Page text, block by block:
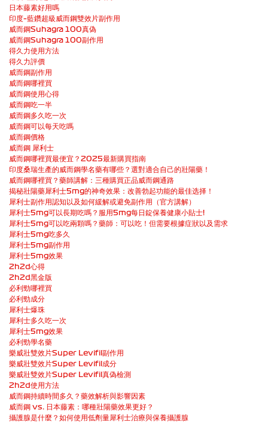
日本藤素好用嗎
印度–藍鑽超級威而鋼雙效片副作用
威而鋼Suhagra 100真偽
威而鋼Suhagra 100副作用
得久力使用方法
得久力評價
威而鋼副作用
威而鋼哪裡買
威而鋼使用心得
威而鋼吃一半
威而鋼多久吃一次
威而鋼可以每天吃嗎
威而鋼價格
威而鋼 犀利士
威而鋼哪裡買最便宜？2025最新購買指南
印度桑瑞生產的威而鋼學名藥有哪些？選對適合自己的壯陽藥！
威而鋼哪裡買？藥師講解：三種購買正品威而鋼通路
揭秘壯陽藥犀利士5mg的神奇效果：改善勃起功能的最佳选择！
犀利士副作用認知以及如何緩解或避免副作用（官方講解）
犀利士5mg可以長期吃嗎？服用5mg每日錠保養健康小貼士!
犀利士5mg可以吃兩顆嗎？藥師：可以吃！但需要根據症狀以及需求
犀利士5mg吃多久
犀利士5mg副作用
犀利士5mg效果
2h2d心得
2h2d黑金版
必利勁哪裡買
必利勁成分
犀利士爆珠
犀利士多久吃一次
犀利士5mg效果
必利勁學名藥
樂威壯雙效片Super Levifil副作用
樂威壯雙效片Super Levifil成分
樂威壯雙效片Super Levifil真偽檢測
2h2d使用方法
威而鋼持續時間多久？藥效解析與影響因素
威而鋼 vs. 日本藤素：哪種壯陽藥效果更好？
攝護腺是什麼？如何使用低劑量犀利士治療與保養攝護腺